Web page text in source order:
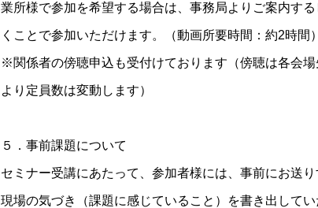
業所様で参加を希望する場合は、事務局よりご案内す
くことで参加いただけます。（動画所要時間：約2時間）
※関係者の傍聴申込も受付けております（傍聴は各会
より定員数は変動します）
５．事前課題について
セミナー受講にあたって、参加者様には、事前にお送り
現場の気づき（課題に感じていること）を書き出して